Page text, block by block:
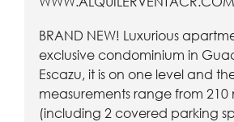
BRAND NEW! Luxurious
exclusive condominium in
Escazu, it is on one level and
measurements range from 210
(including 2 covered parking